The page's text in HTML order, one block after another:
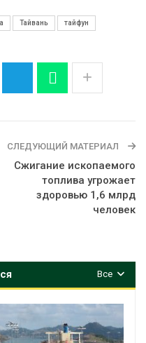
Тайвань тайфун
СЛЕДУЮЩИЙ МАТЕРИАЛ
Сжигание ископаемого
топлива угрожает
здоровью 1,6 млрд
человек
Все